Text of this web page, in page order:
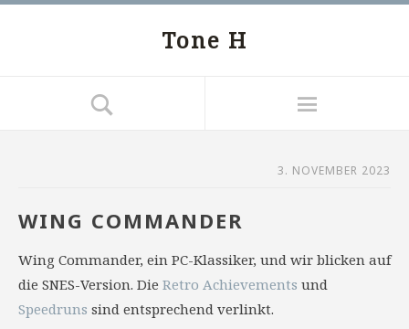
Tone H
3. NOVEMBER 2023
WING COMMANDER
Wing Commander, ein PC-Klassiker, und wir blicken auf
die SNES-Version. Die Retro Achievements und
Speedruns sind entsprechend verlinkt.